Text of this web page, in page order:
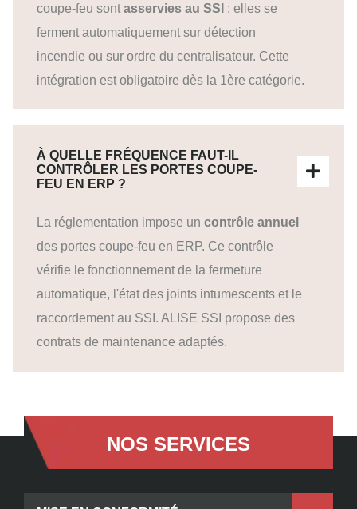
coupe-feu sont asservies au SSI : elles se
ferment automatiquement sur détection
incendie ou sur ordre du centralisateur. Cette
intégration est obligatoire dès la 1ère catégorie.
À QUELLE FRÉQUENCE FAUT-IL
CONTRÔLER LES PORTES COUPE-
FEU EN ERP ?
La réglementation impose un contrôle annuel
des portes coupe-feu en ERP. Ce contrôle
vérifie le fonctionnement de la fermeture
automatique, l'état des joints intumescents et le
raccordement au SSI. ALISE SSI propose des
contrats de maintenance adaptés.
NOS SERVICES